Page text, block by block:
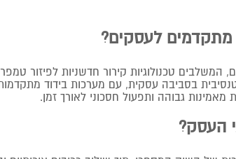
מתקדמים לעסקים?
טכנולוגיות קירור חדשניות לפיזור
בסביבה עסקית, עם מערכות בידוד
גבוהה ותפעול חסכוני לאורך זמן.
העסק?